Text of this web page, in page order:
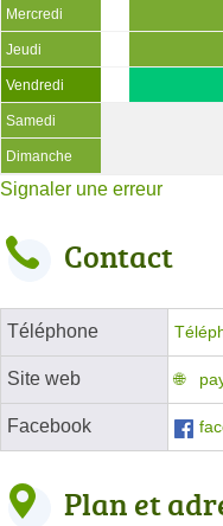
Mercredi
Jeudi
Vendredi
Samedi
Dimanche
Signaler une erreur
Contact
Téléphone
Site web
Facebook
Plan et